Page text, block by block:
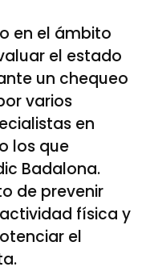
en el ámbito
el estado
un chequeo
varios
en
los que
Badalona.
de prevenir
física y
el